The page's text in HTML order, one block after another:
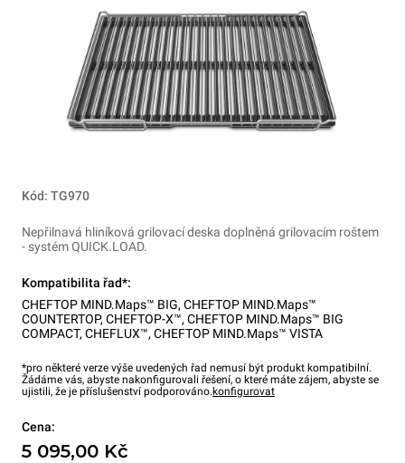
Kód: TG970
Nepřilnavá hliníková grilovací deska doplněná grilovacím roštem
- systém QUICK.LOAD.
Kompatibilita řad*:
CHEFTOP MIND.Maps™ BIG, CHEFTOP MIND.Maps™
COUNTERTOP, CHEFTOP-X™, CHEFTOP MIND.Maps™ BIG
COMPACT, CHEFLUX™, CHEFTOP MIND.Maps™ VISTA
*pro některé verze výše uvedených řad nemusí být produkt kompatibilní.
Žádáme vás, abyste nakonfigurovali řešení, o které máte zájem, abyste se
ujistili, že je příslušenství podporováno.konfigurovat
Cena:
5 095,00 Kč